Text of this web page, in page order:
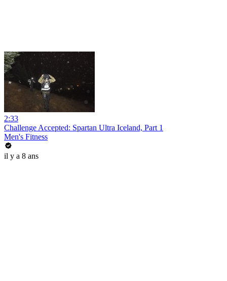
2:33
Challenge Accepted: Spartan Ultra Iceland, Part 1
Men's Fitness
il y a 8 ans